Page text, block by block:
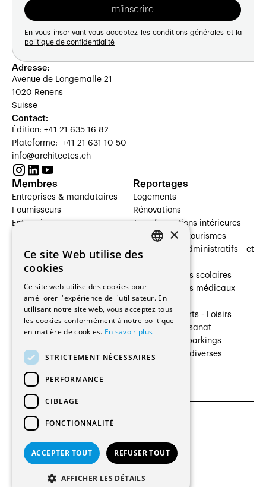
En vous inscrivant vous acceptez les conditions générales et la
politique de confidentialité
Adresse:
Avenue de Longemalle 21
1020 Renens
Suisse
Contact:
Édition: +41 21 635 16 82
Plateforme: +41 21 631 10 50
info@architectes.ch
Membres
Entreprises & mandataires
Fournisseurs
Entreprises
Architectes paysagistes
Architectes d'intérieur
Entreprises générales
Ingénieurs et mandataires
Fabricants / Fournisseurs
Régies immobilières
Gestion PPE
Reportages
Logements
Rénovations
Transformations intérieures
Hôtelleries et tourismes
Bâtiments administratifs et
Établissements scolaires
Établissements médicaux
Villas
Cultures - Sports - Loisirs
Industrie - Artisanat
Transports et parkings
Constructions diverses
© 2026 Tous droits réservés
CGU et Politique de confidentialités
×
Ce site Web utilise des
cookies
Ce site web utilise des cookies pour
améliorer l'expérience de l'utilisateur. En
utilisant notre site web, vous acceptez tous
les cookies conformément à notre politique
en matière de cookies. En savoir plus
STRICTEMENT NÉCESSAIRES
PERFORMANCE
CIBLAGE
FONCTIONNALITÉ
ACCEPTER TOUT REFUSER TOUT
AFFICHER LES DÉTAILS